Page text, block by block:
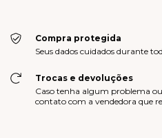
Compra protegida
Seus dados cuidados durante
Trocas e devoluções
Caso tenha algum problema
contato com a vendedora que